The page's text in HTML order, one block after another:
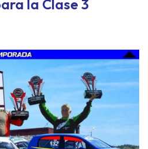
la Clase 3